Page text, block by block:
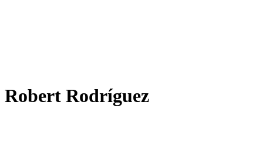
Robert Rodríguez